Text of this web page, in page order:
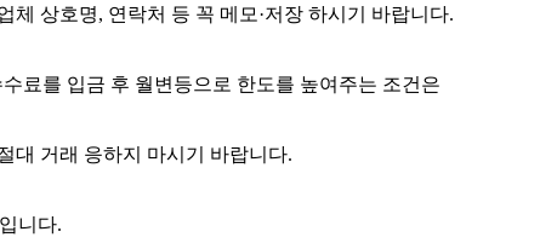
상호명, 연락처 등 꼭 메모·저장 하시기 바랍니다.
료를 입금 후 월변등으로 한도를 높여주는 조건은
대 거래 응하지 마시기 바랍니다.
니다.